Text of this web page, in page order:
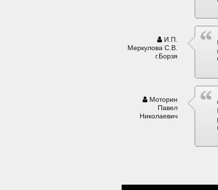
И.П.
Меркулова С.В.
г.Борзя
Моторин
Павел
Николаевич